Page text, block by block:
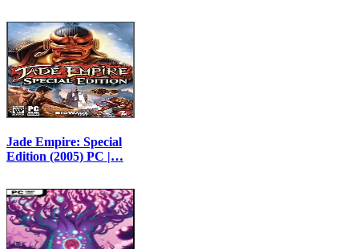
Jade Empire: Special
Edition (2005) PC |…